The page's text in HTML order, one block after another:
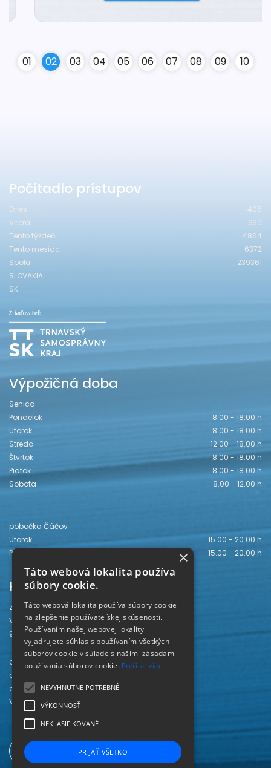
01 02 03 04 05 06 07 08 09 10
Počítadlo prístupov
Dnes
405
Včera
930
Tento týždeň
4864
Tento mesiac
6372
Spolu
239361
SLOVAKIA
SK
Výpožičná doba
Senica
Pondelok
8.00 - 18.00 h
Utorok
8.00 - 18.00 h
Streda
12.00 - 18.00 h
Štvrtok
8.00 - 18.00 h
Piatok
8.00 - 18.00 h
Sobota
8.00 - 12.00 h
pobočka Čáčov
Utorok
15.00 - 20.00 h
Piatok
15.00 - 20.00 h
Kontakt
Záhorská knižnica
Vajanského 28
905 01 Senica
odd. beletrie 034/654 3780
odd. odbornej literatúry 034/651 2710
odd. pre deti a mládež 034/654 6519
Viac kontaktov nájdete
×
Táto webová lokalita používa
súbory cookie.
Táto webová lokalita používa súbory cookie
na zlepšenie používateľskej skúsenosti.
Používaním našej webovej lokality
vyjadrujete súhlas s používaním všetkých
súborov cookie v súlade s našimi zásadami
používania súborov cookie. Prečítať viac
NEVYHNUTNE POTREBNÉ
VÝKONNOSŤ
NEKLASIFIKOVANÉ
PRIJAŤ VŠETKO